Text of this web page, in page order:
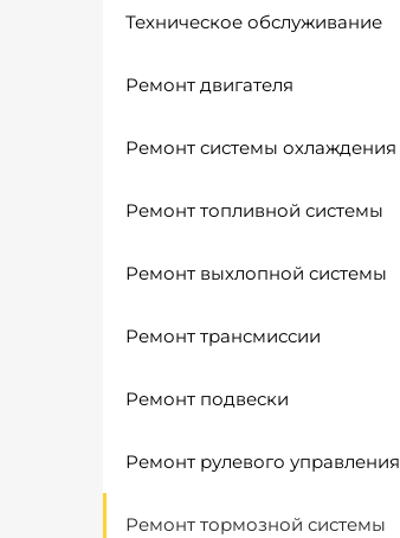
Техническое обслуживание
Ремонт двигателя
Ремонт системы охлаждения
Ремонт топливной системы
Ремонт выхлопной системы
Ремонт трансмиссии
Ремонт подвески
Ремонт рулевого управления
Ремонт тормозной системы